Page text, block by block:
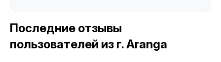
Последние отзывы
пользователей из г. Aranga